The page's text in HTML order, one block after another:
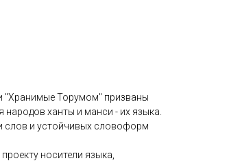
"Хранимые Торумом" призваны
ханты и манси - их языка.
слов и устойчивых словоформ
носители языка,